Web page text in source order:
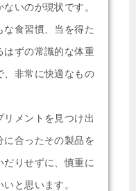
いのが現状です。
な食習慣、当を得た
はずの常識的な体重
、非常に快適なもの
メントを見つけ出
に合ったその製品を
だりせずに、慎重に
と思います。